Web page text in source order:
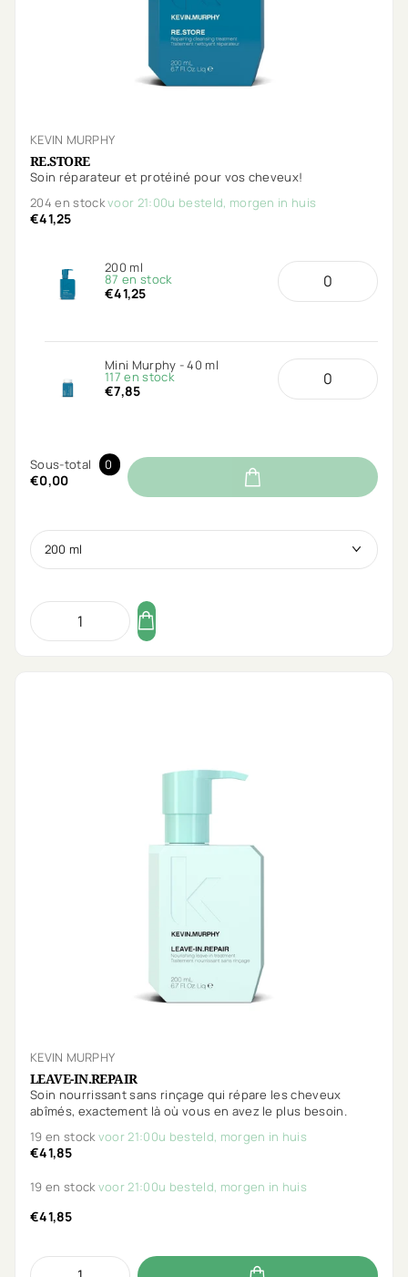
KEVIN MURPHY
RE.STORE
Soin réparateur et protéiné pour vos cheveux!
204 en stockvoor 21:00u besteld, morgen in huis
€41,25
200 ml
87 en stock
€41,25
Mini Murphy - 40 ml
117 en stock
€7,85
Sous-total 0
€0,00
KEVIN MURPHY
LEAVE-IN.REPAIR
Soin nourrissant sans rinçage qui répare les cheveux
abîmés, exactement là où vous en avez le plus besoin.
19 en stock voor 21:00u besteld, morgen in huis
€41,85
19 en stock voor 21:00u besteld, morgen in huis
€41,85